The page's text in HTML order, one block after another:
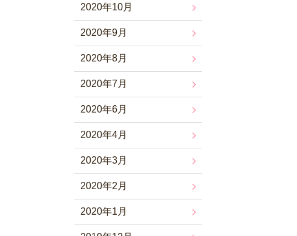
2020年10月
2020年9月
2020年8月
2020年7月
2020年6月
2020年4月
2020年3月
2020年2月
2020年1月